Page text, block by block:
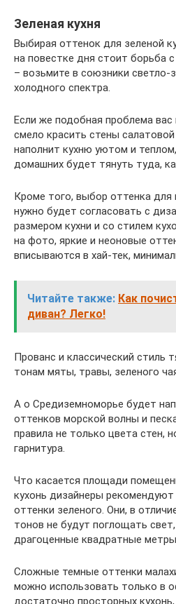
Зеленая кухня
Выбирая оттенок для зеленой
на повестке дня стоит борьба
– возьмите в союзники светло-
холодного спектра.
Если же подобная проблема
смело красить стены
наполнит кухню уютом и
домашних будет тянуть туда,
Кроме того, выбор оттенка для
нужно будет согласовать с
размером кухни и со стилем
на фото, яркие и неоновые
вписываются в хай-тек,
Читайте также: Как
диван? Легко!
Прованс и классический стиль
тонам мяты, травы, зеленого
А о Средиземноморье будет
оттенков морской волны и
правила не только цвета стен,
гарнитура.
Что касается площади
кухонь дизайнеры
оттенки зеленого. Они, в
тонов не будут поглощать
драгоценные квадратные
Сложные темные оттенки
можно использовать только в
достаточно просторных